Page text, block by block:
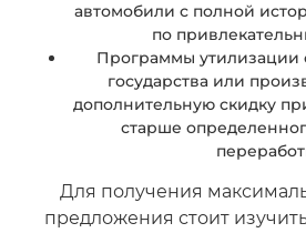
автомобили с полной
по
Программы утилизации
государства или
дополнительную скидку
старше
Для получения
предложения стоит